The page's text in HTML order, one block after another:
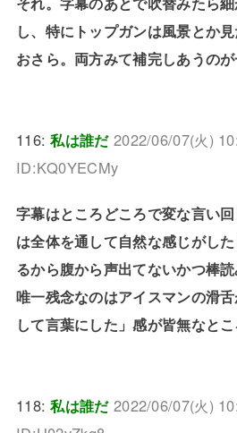
し、特にトップガンは風景とか
おさら。両方みて補完しあうの
116:私は誰だ 2022/06/07(火)
ID:KQ0YECMy
字幕はところどころで変な言い
は全体を通して自然な感じがし
るから腹から声出てないかつ棒
唯一残念なのはアイスマンの滑
して言葉にした」感が皆無なと
118:私は誰だ 2022/06/07(火)